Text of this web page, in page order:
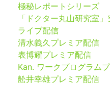
極秘レポートシリーズ
「ドクター丸山研究室
ライブ配信
清水義久プレミア配信
表博耀プレミア配信
Kan. ワークプログラム
舩井幸雄プレミア配信